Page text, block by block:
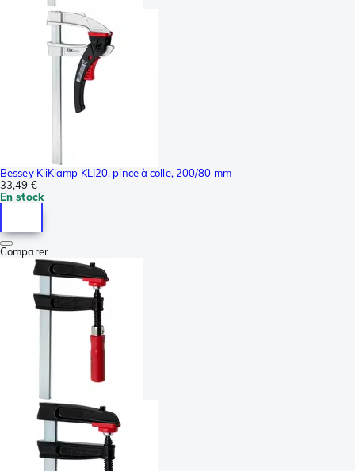
Bessey KliKlamp KLI20, pince à colle, 200/80 mm
33,49 €
En stock
Comparer